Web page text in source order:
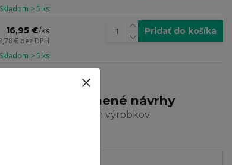
Skladom > 5 ks
16,95 €/ks
€ bez DPH
Skladom > 5 ks
Pridať do košíka
Ocenené návrhy
a dizajn výrobkov